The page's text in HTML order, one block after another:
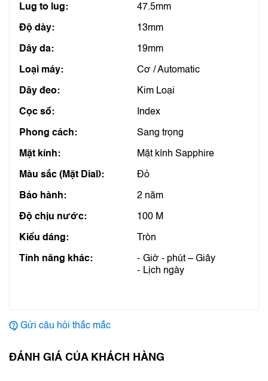
Lug to lug: 47.5mm
Độ dày: 13mm
Dây da: 19mm
Loại máy: Cơ / Automatic
Dây đeo: Kim Loại
Cọc số: Index
Phong cách: Sang trọng
Mặt kính: Mặt kính Sapphire
Màu sắc (Mặt Dial): Đỏ
Bảo hành: 2 năm
Độ chịu nước: 100 M
Kiểu dáng: Tròn
Tính năng khác:
Giờ - phút – Giây
Lịch ngày
Gửi câu hỏi thắc mắc
ĐÁNH GIÁ CỦA KHÁCH HÀNG